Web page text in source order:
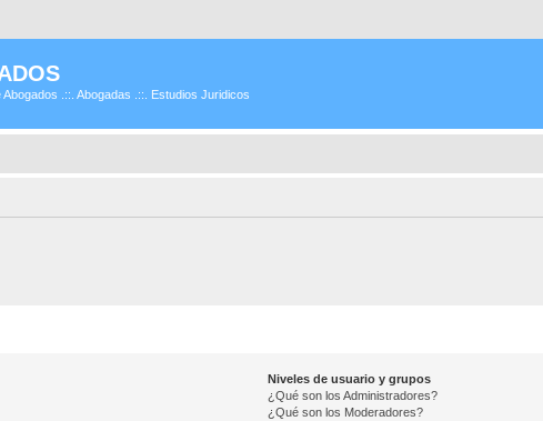
.::. Abogadas .::. Estudios Juridicos
Niveles de usuario y grupos
¿Qué son los Administradores?
¿Qué son los Moderadores?